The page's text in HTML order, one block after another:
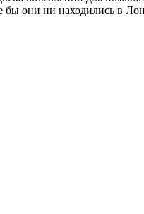
бы они ни находились в